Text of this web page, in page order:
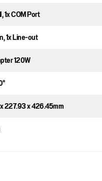
1x COM Port
1x Line-out
120W
227.93 x 426.45mm